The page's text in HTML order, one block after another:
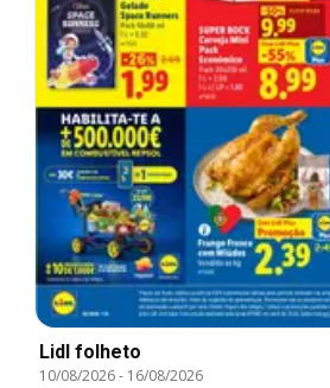
Lidl folheto
10/08/2026- 16/08/2026